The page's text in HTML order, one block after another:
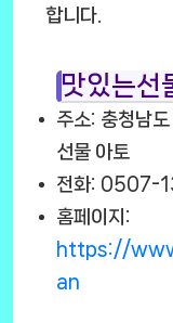
합니다.
맛있는선
주소: 충청남
선물 아토
전화: 0507-
홈페이지:
https://
an